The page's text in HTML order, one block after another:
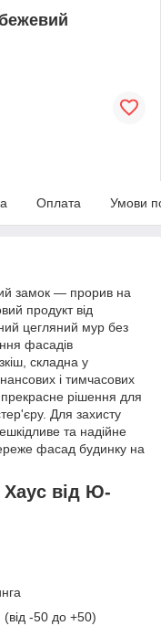
Оплата Умови
замок — прорив на
продукт від
цегляний мур без
фасадів
складна у
і тимчасових
рішення для
Для захисту
та надійне
фасад будинку на
Хаус від Ю-
(від -50 до +50)